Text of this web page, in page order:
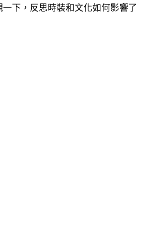
下，反思時裝和文化如何影響了